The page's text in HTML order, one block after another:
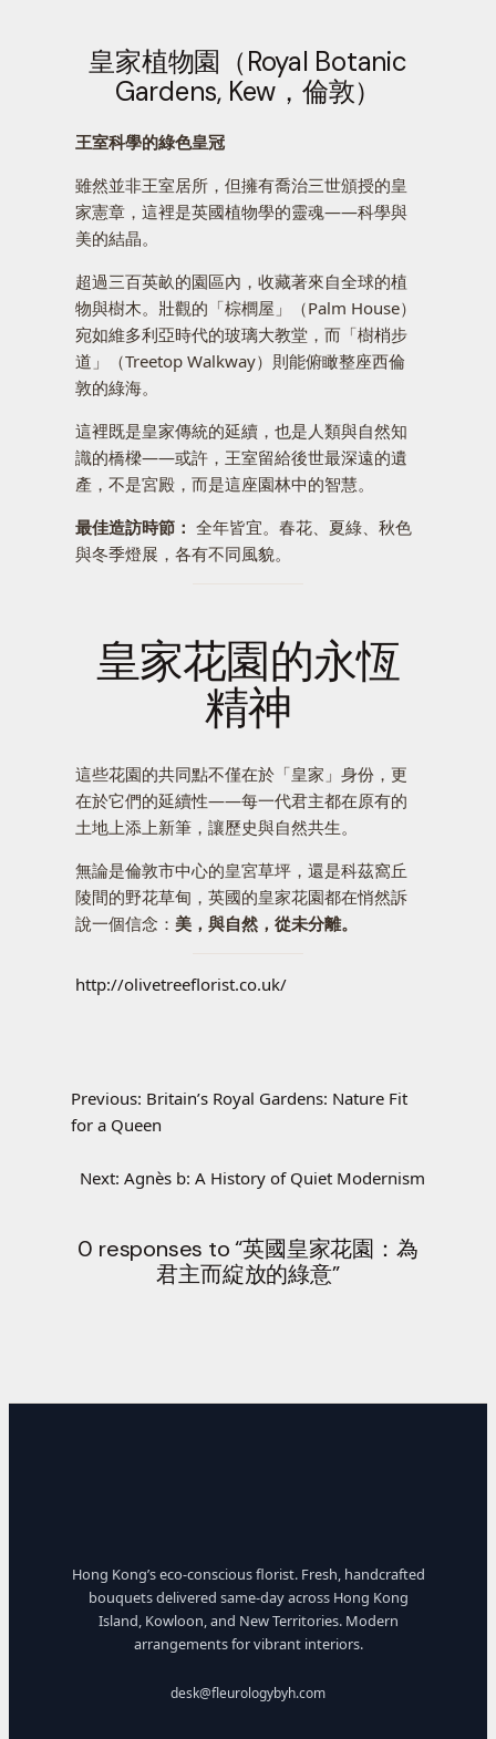
皇家植物園（Royal Botanic
Gardens, Kew，倫敦）
王室科學的綠色皇冠
雖然並非王室居所，但擁有喬治三世頒授的皇
家憲章，這裡是英國植物學的靈魂——科學與
美的結晶。
超過三百英畝的園區內，收藏著來自全球的植
物與樹木。壯觀的「棕櫚屋」（Palm House）
宛如維多利亞時代的玻璃大教堂，而「樹梢步
道」（Treetop Walkway）則能俯瞰整座西倫
敦的綠海。
這裡既是皇家傳統的延續，也是人類與自然知
識的橋樑——或許，王室留給後世最深遠的遺
產，不是宮殿，而是這座園林中的智慧。
最佳造訪時節： 全年皆宜。春花、夏綠、秋色
與冬季燈展，各有不同風貌。
皇家花園的永恆
精神
這些花園的共同點不僅在於「皇家」身份，更
在於它們的延續性——每一代君主都在原有的
土地上添上新筆，讓歷史與自然共生。
無論是倫敦市中心的皇宮草坪，還是科茲窩丘
陵間的野花草甸，英國的皇家花園都在悄然訴
說一個信念： 美，與自然，從未分離。
http://olivetreeflorist.co.uk/
Previous: Britain’s Royal Gardens: Nature Fit
for a Queen
Next: Agnès b: A History of Quiet Modernism
0 responses to “英國皇家花園：為
君主而綻放的綠意”
Hong Kong’s eco-conscious florist. Fresh, handcrafted
bouquets delivered same-day across Hong Kong
Island, Kowloon, and New Territories. Modern
arrangements for vibrant interiors.
desk@fleurologybyh.com